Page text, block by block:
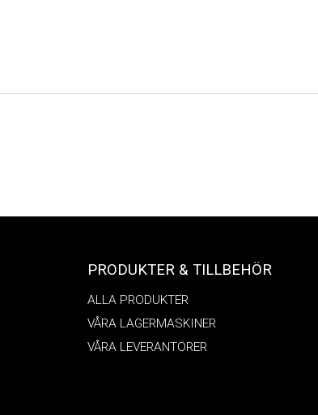
PRODUKTER & TILLBEHÖR
ALLA PRODUKTER
VÅRA LAGERMASKINER
VÅRA LEVERANTÖRER